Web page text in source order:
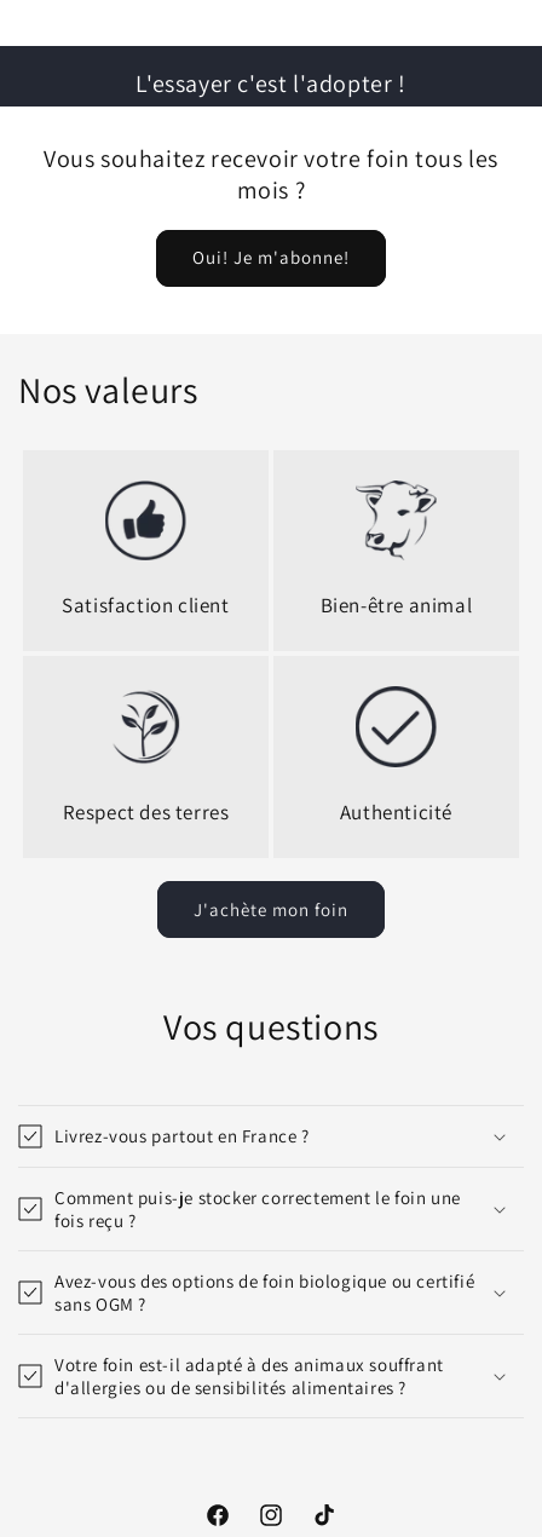
L'essayer c'est l'adopter !
Vous souhaitez recevoir votre foin tous les
mois ?
Oui! Je m'abonne!
Nos valeurs
Satisfaction client Bien-être animal
Respect des terres Authenticité
J'achète mon foin
Vos questions
Livrez-vous partout en France ?
Comment puis-je stocker correctement le foin une
fois reçu ?
Avez-vous des options de foin biologique ou certifié
sans OGM ?
Votre foin est-il adapté à des animaux souffrant
d'allergies ou de sensibilités alimentaires ?
FacebookInstagramTikTok